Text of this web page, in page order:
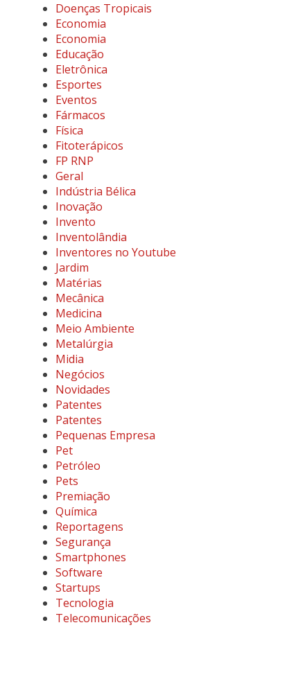
Doenças Tropicais
Economia
Economia
Educação
Eletrônica
Esportes
Eventos
Fármacos
Física
Fitoterápicos
FP RNP
Geral
Indústria Bélica
Inovação
Invento
Inventolândia
Inventores no Youtube
Jardim
Matérias
Mecânica
Medicina
Meio Ambiente
Metalúrgia
Midia
Negócios
Novidades
Patentes
Patentes
Pequenas Empresa
Pet
Petróleo
Pets
Premiação
Química
Reportagens
Segurança
Smartphones
Software
Startups
Tecnologia
Telecomunicações